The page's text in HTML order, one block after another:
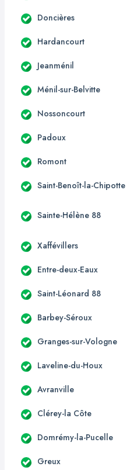
Doncières
Hardancourt
Jeanménil
Ménil-sur-Belvitte
Nossoncourt
Padoux
Romont
Saint-Benoît-la-Chipotte
Sainte-Hélène 88
Xaffévillers
Entre-deux-Eaux
Saint-Léonard 88
Barbey-Séroux
Granges-sur-Vologne
Laveline-du-Houx
Avranville
Clérey-la Côte
Domrémy-la-Pucelle
Greux